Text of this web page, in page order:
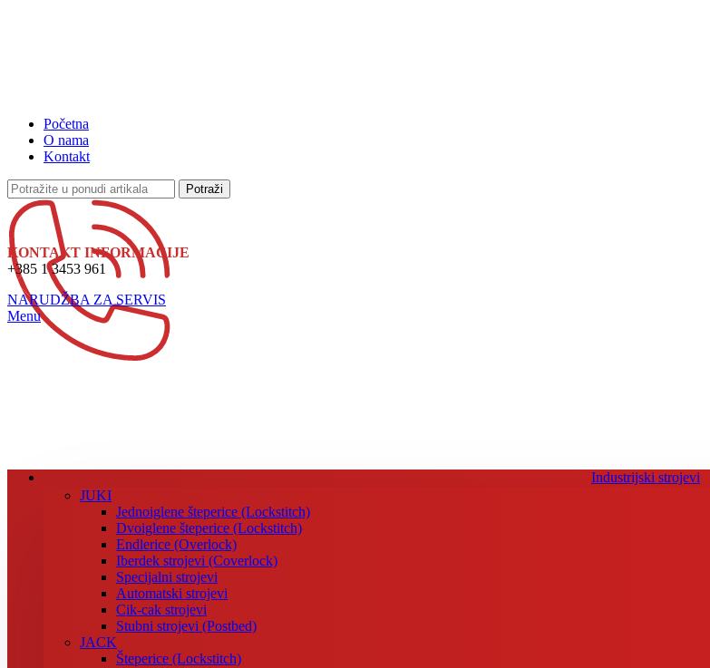
Početna
O nama
Kontakt
Potraži
KONTAKT INFORMACIJE
+385 1 3453 961
NARUDŽBA ZA SERVIS
Menu
Industrijski strojevi
JUKI
Jednoiglene šteperice (Lockstitch)
Dvoiglene šteperice (Lockstitch)
Endlerice (Overlock)
Iberdek strojevi (Coverlock)
Specijalni strojevi
Automatski strojevi
Cik-cak strojevi
Stubni strojevi (Postbed)
JACK
Šteperice (Lockstitch)